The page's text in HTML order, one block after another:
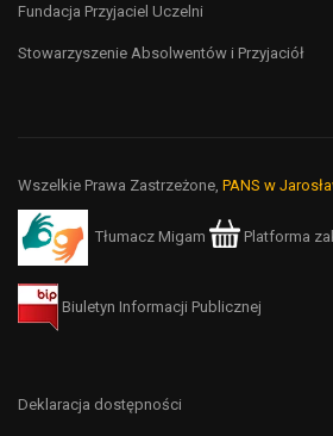
Fundacja Przyjaciel Uczelni
Stowarzyszenie Absolwentów i Przyjaciół
Wszelkie Prawa Zastrzeżone, PANS w
Tłumacz Migam Platforma
Biuletyn Informacji Publicznej
Deklaracja dostępności